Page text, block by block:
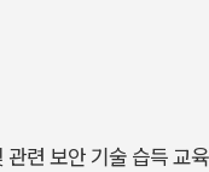
련 보안 기술 습득 교